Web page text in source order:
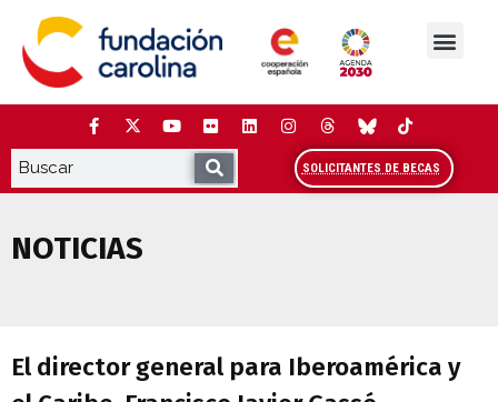
contenido
SOLICITANTES DE BECAS
NOTICIAS
El director general para Iberoamérica y